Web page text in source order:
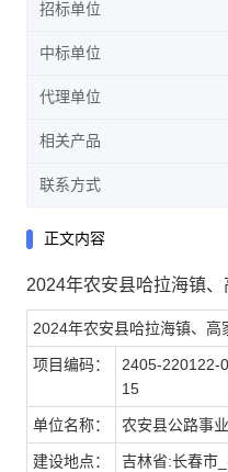
招标单位
中标单位
代理单位
相关产品
联系方式
正文内容
2024年农安县哈拉海镇
2024年农安县哈拉海镇、
项目编码：
2405-220122-
15
单位名称： 农安县公路事
建设地点： 吉林省:长春市